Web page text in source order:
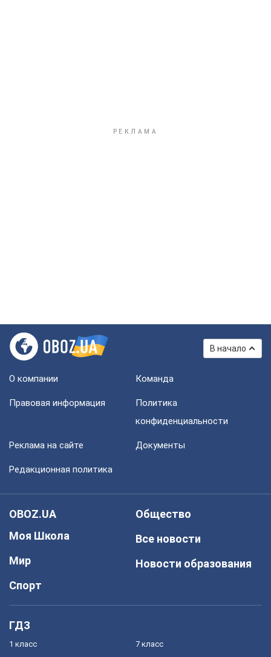
В начало
О компании Команда
Правовая информация
Политика
конфиденциальности
Реклама на сайте Документы
Редакционная политика
OBOZ.UA
Моя Школа
Мир
Спорт
Общество
Все новости
Новости образования
ГДЗ
1 класс 7 класс